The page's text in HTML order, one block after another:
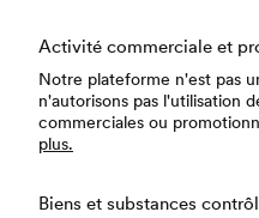
Activité commerciale et
Notre plateforme n'est pas
n'autorisons pas l'utilisation
commerciales ou
plus.
Biens et substances